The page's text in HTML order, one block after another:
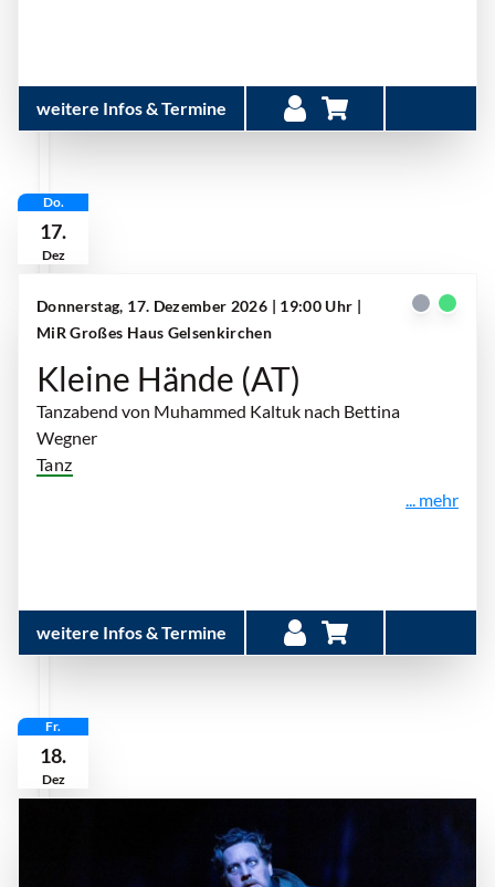
weitere Infos & Termine
Do.
17.
Dez
Donnerstag, 17. Dezember 2026 | 19:00 Uhr |
MiR Großes Haus Gelsenkirchen
Kleine Hände (AT)
Tanzabend von Muhammed Kaltuk nach Bettina
Wegner
Tanz
... mehr
weitere Infos & Termine
Fr.
18.
Dez